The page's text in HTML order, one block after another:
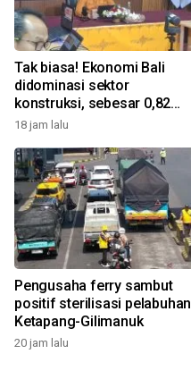
Tak biasa! Ekonomi Bali
didominasi sektor
konstruksi, sebesar 0,82
persen
18 jam lalu
Pengusaha ferry sambut
positif sterilisasi pelabuhan
Ketapang-Gilimanuk
20 jam lalu